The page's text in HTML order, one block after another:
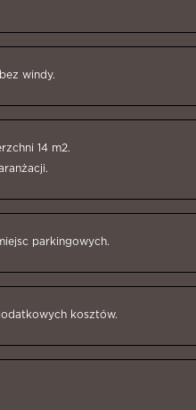
windy.
14 m2.
parkingowych.
kosztów.